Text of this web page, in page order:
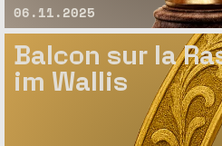
06.11.2025
Balcon sur la
im Wallis